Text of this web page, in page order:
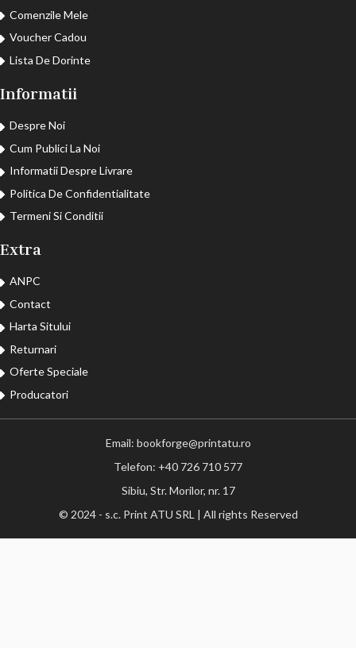
Comenzile Mele
Voucher Cadou
Lista De Dorinte
Informatii
Despre Noi
Cum Publici La Noi
Informatii Despre Livrare
Politica De Confidentialitate
Termeni Si Conditii
Extra
ANPC
Contact
Harta Sitului
Returnari
Oferte Speciale
Producatori
Email: bookforge@printatu.ro
Telefon: +40 726 710 577
Sibiu, Str. Morilor, nr. 17
© 2024 - s.c. Print ATU SRL | All rights Reserved